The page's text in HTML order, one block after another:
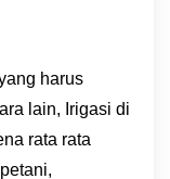
harus
lain, Irigasi di
rata rata